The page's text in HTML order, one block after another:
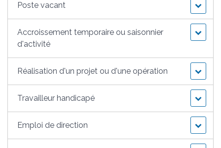
Poste vacant
Accroissement temporaire ou saisonnier
d'activité
Réalisation d'un projet ou d'une opération
Travailleur handicapé
Emploi de direction